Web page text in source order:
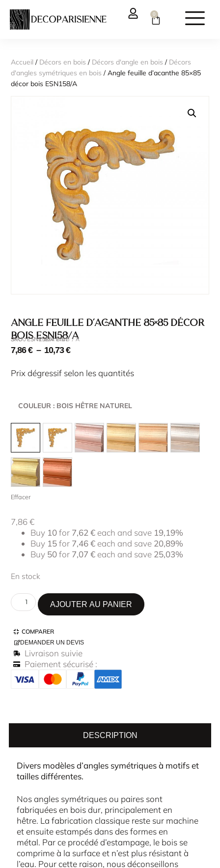
0
Accueil / Décors en bois / Décors d'angle en bois / Décors
d'angles symétriques en bois / Angle feuille d’acanthe 85×85
décor bois ESN158/A
Angle feuille d’acanthe 85×85 décor
bois ESN158/A
SKU : ESN158/A
SKU : ESN158/A Brut
7,86€ – 10,73€
Prix dégressif selon les quantités
COULEUR : BOIS HÊTRE NATUREL
Effacer
7,86€
Buy 10for 7,62€ each and save 19,19%
Buy 15for 7,46€ each and save 20,89%
Buy 50for 7,07€ each and save 25,03%
En stock
AJOUTER AU PANIER
COMPARER
DEMANDER UN DEVIS
Livraison suivie
Paiement sécurisé :
DESCRIPTION
Divers modèles d’angles symétriques à motifs et
tailles différentes.
Nos angles symétriques ou paires sont
fabriquées en bois dur, principalement en
hêtre. La fabrication classique reste sur machine
et ensuite estampés dans des formes en
métal. Par ce procédé d’estampage, le bois se
comprime à la surface et n’est plus résistant à
l’eau. Pour cette raison, nous déconseillons